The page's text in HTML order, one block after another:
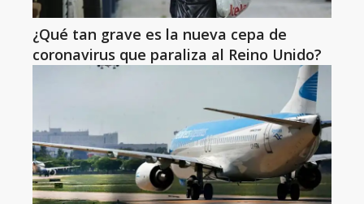
¿Qué tan grave es la nueva cepa de
coronavirus que paraliza al Reino Unido?